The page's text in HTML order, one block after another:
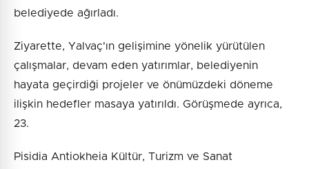
belediyede ağırladı.
Ziyarette, Yalvaç'ın gelişimine yönelik yürütülen
çalışmalar, devam eden yatırımlar, belediyenin
hayata geçirdiği projeler ve önümüzdeki döneme
ilişkin hedefler masaya yatırıldı. Görüşmede ayrıca,
23.
Pisidia Antiokheia Kültür, Turizm ve Sanat